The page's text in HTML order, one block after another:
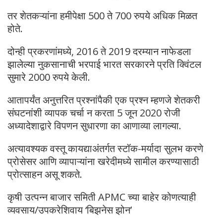
तर शेतकऱ्यांना हमीपेक्षा 500 ते 700 रुपये अधिक मिळत
होते.
दोन्ही प्रकरणांमध्ये, 2016 ते 2019 दरम्यान नाफेडला
झालेल्या नुकसानाची भरपाई भारत सरकारने प्रति क्विंटल
सुमारे 2000 रुपये केली.
आतापर्यंत अनुत्तरित प्रश्नांपैकी एक प्रश्न म्हणजे शेतकरी
संघटनांशी व्यापक चर्चा न करता 5 जून 2020 रोजी
अध्यादेशाद्वारे विपणन सुधारणा का आणाव्या लागल्या.
अत्यावश्यक वस्तू कायद्याअंतर्गत स्टॉक-मर्यादा सुलभ करणे
प्रोसेसर आणि व्यापाऱ्यांना खरेदीमध्ये सामील करण्यासाठी
प्रोत्साहन असू शकते.
कृषी उत्पन्न बाजार समिती APMC च्या बाहेर कोणत्याही
व्यवसाय/उपकरेशिवाय ‘बिझनेस झोन’